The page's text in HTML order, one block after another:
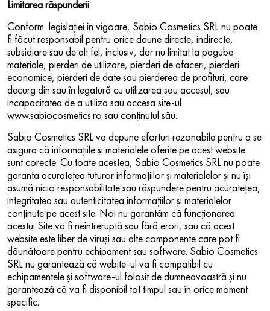
Limitarea răspunderii
Conform legislaţiei în vigoare, Sabio Cosmetics SRL nu poate
fi făcut responsabil pentru orice daune directe, indirecte,
subsidiare sau de alt fel, inclusiv, dar nu limitat la pagube
materiale, pierderi de utilizare, pierderi de afaceri, pierderi
economice, pierderi de date sau pierderea de profituri, care
decurg din sau în legatură cu utilizarea sau accesul, sau
incapacitatea de a utiliza sau accesa site-ul
www.sabiocosmetics.ro sau conţinutul său.
Sabio Cosmetics SRL va depune eforturi rezonabile pentru a se
asigura că informaţiile şi materialele oferite pe acest website
sunt corecte. Cu toate acestea, Sabio Cosmetics SRL nu poate
garanta acurateţea tuturor informaţiilor şi materialelor şi nu îşi
asumă nicio responsabilitate sau răspundere pentru acurateţea,
integritatea sau autenticitatea informaţiilor şi materialelor
conţinute pe acest site. Noi nu garantăm că funcţionarea
acestui Site va fi neîntreruptă sau fără erori, sau că acest
website este liber de viruşi sau alte componente care pot fi
dăunătoare pentru echipament sau software. Sabio Cosmetics
SRL nu garantează că webite-ul va fi compatibil cu
echipamentele şi software-ul folosit de dumneavoastră şi nu
garantează că va fi disponibil tot timpul sau în orice moment
specific.